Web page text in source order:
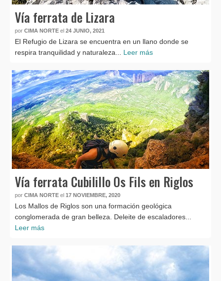
Vía ferrata de Lizara
por CIMA NORTE el 24 JUNIO, 2021
El Refugio de Lizara se encuentra en un llano donde se
respira tranquilidad y naturaleza... Leer más
Vía ferrata Cubilillo Os Fils en Riglos
por CIMA NORTE el 17 NOVIEMBRE, 2020
Los Mallos de Riglos son una formación geológica
conglomerada de gran belleza. Deleite de escaladores...
Leer más